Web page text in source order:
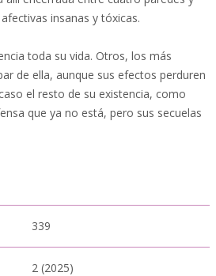
insanas y tóxicas.
toda su vida. Otros, los más
de ella, aunque sus efectos perduren
el resto de su existencia, como
que ya no está, pero sus secuelas
339
2 (2025)